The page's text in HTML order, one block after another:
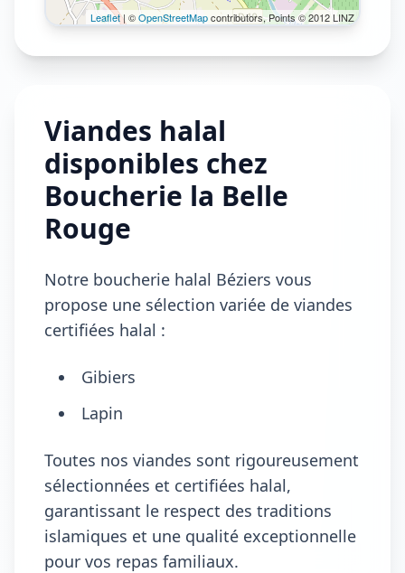
Leaflet| ©OpenStreetMapcontributors, Points © 2012 LINZ
Viandes halal
disponibles chez
Boucherie la Belle
Rouge
Notre boucherie halal Béziers vous
propose une sélection variée de viandes
certifiées halal :
Gibiers
Lapin
Toutes nos viandes sont rigoureusement
sélectionnées et certifiées halal,
garantissant le respect des traditions
islamiques et une qualité exceptionnelle
pour vos repas familiaux.